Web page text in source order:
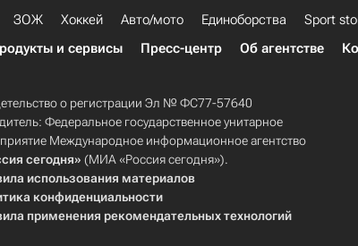
ЗОЖ Хоккей Авто/мото Единоборства Sport
и сервисы Пресс-центр Об агентстве
о регистрации Эл № ФС77-57640
Федеральное государственное унитарное
Международное информационное агентство
сегодня» (МИА «Россия сегодня»).
использования материалов
конфиденциальности
применения рекомендательных технологий